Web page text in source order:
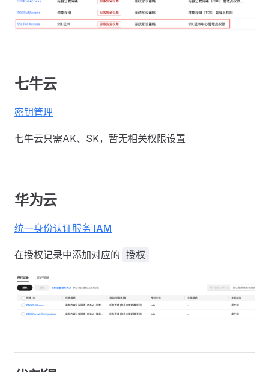
七牛云
密钥管理
七牛云只需AK、SK，暂无相关权限设置
华为云
统一身份认证服务 IAM
在授权记录中添加对应的 授权